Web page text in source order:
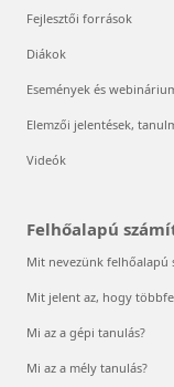
Fejlesztői források
Diákok
Események és
Elemzői jelentések,
Videók
Felhőalapú
Mit nevezünk felhőalapú
Mit jelent az, hogy
Mi az a gépi tanulás?
Mi az a mély tanulás?